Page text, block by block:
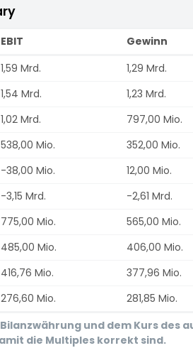
EBIT Gewinn
1,59 Mrd. 1,29 Mrd.
1,54 Mrd. 1,23 Mrd.
1,02 Mrd. 797,00 Mio.
538,00 Mio. 352,00 Mio.
-38,00 Mio. 12,00 Mio.
-3,15 Mrd. -2,61 Mrd.
775,00 Mio. 565,00 Mio.
485,00 Mio. 406,00 Mio.
416,76 Mio. 377,96 Mio.
276,60 Mio. 281,85 Mio.
und dem Kurs
die Multiples korrekt sind.